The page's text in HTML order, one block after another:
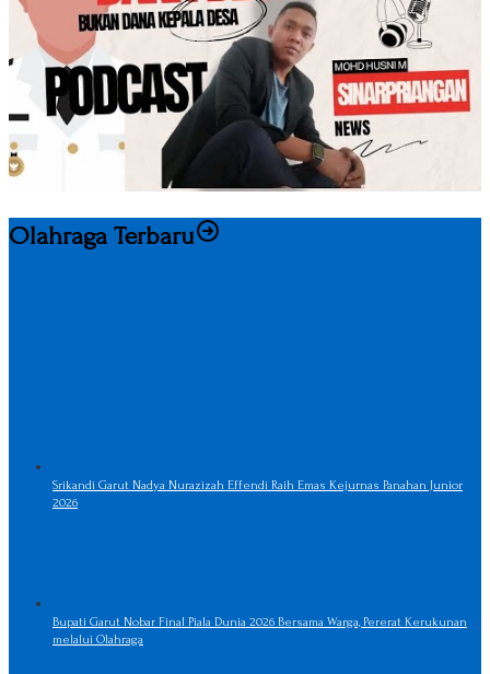
Olahraga Terbaru
Srikandi Garut Nadya Nurazizah Effendi Raih Emas Kejurnas Panahan Junior
2026
Bupati Garut Nobar Final Piala Dunia 2026 Bersama Warga, Pererat Kerukunan
melalui Olahraga